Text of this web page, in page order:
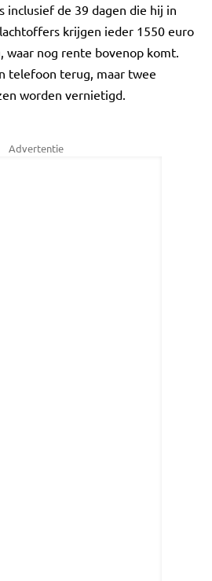
inclusief de 39 dagen die hij in
krijgen ieder 1550 euro
waar nog rente bovenop komt.
telefoon terug, maar twee
worden vernietigd.
Advertentie